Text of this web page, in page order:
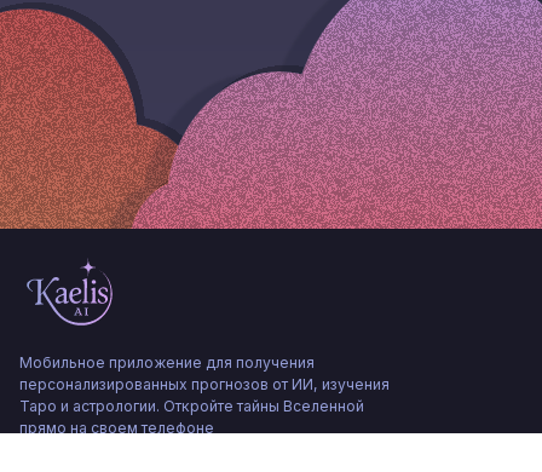
Мобильное приложение для получения
персонализированных прогнозов от ИИ, изучения
Таро и астрологии. Откройте тайны Вселенной
прямо на своем телефоне